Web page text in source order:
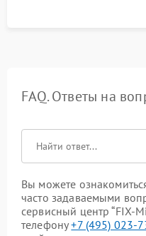
FAQ. Ответы на
Вы можете
часто задаваемыми
сервисный центр “FIX-
телефону+7 (495) 023-